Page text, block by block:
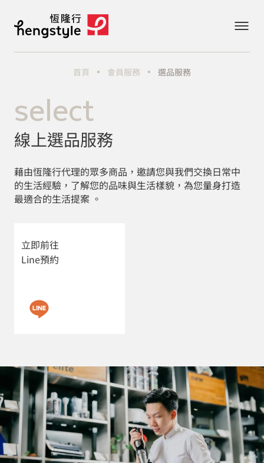
首頁 會員服務 選品服務
select
線上選品服務
藉由恆隆行代理的眾多商品，邀請您與我們交換日常中
的生活經驗，了解您的品味與生活樣貌，為您量身打造
最適合的生活提案 。
立即前往
Line預約